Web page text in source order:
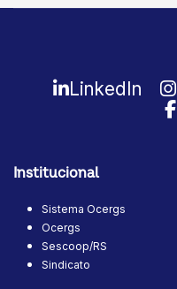
LinkedIn
Institucional
Sistema Ocergs
Ocergs
Sescoop/RS
Sindicato